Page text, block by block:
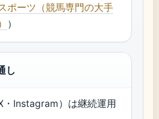
ポーツ（競馬専門の大手
）
し
・Instagram）は継続運用